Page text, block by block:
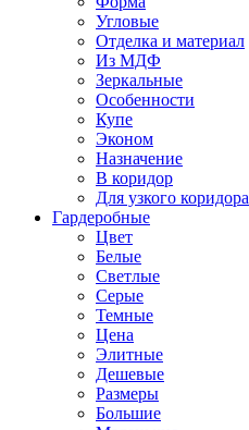
Угловые
Отделка и материал
Из МДФ
Зеркальные
Особенности
Купе
Эконом
Назначение
В коридор
Для узкого коридора
Гардеробные
Цвет
Белые
Светлые
Серые
Темные
Цена
Элитные
Дешевые
Размеры
Большие